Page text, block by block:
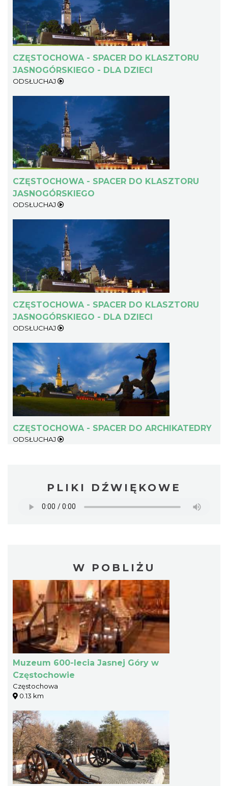
CZĘSTOCHOWA - SPACER DO KLASZTORU
JASNOGÓRSKIEGO - DLA DZIECI
ODSŁUCHAJ
CZĘSTOCHOWA - SPACER DO KLASZTORU
JASNOGÓRSKIEGO
ODSŁUCHAJ
CZĘSTOCHOWA - SPACER DO KLASZTORU
JASNOGÓRSKIEGO - DLA DZIECI
ODSŁUCHAJ
CZĘSTOCHOWA - SPACER DO ARCHIKATEDRY
ODSŁUCHAJ
PLIKI DŹWIĘKOWE
W POBLIŻU
Muzeum 600-lecia Jasnej Góry w
Częstochowie
Częstochowa
0.13 km